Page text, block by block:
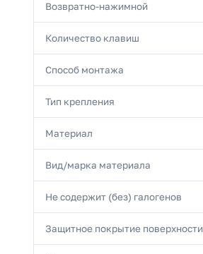
Возвратно-нажимной
Количество клавиш
Способ монтажа
Тип крепления
Материал
Вид/марка материала
Не содержит (без) галогенов
Защитное покрытие поверхности